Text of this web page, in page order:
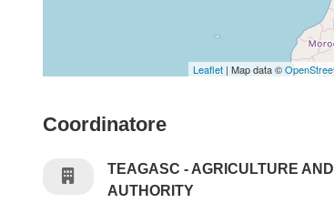
Leaflet | Map data ©
Coordinatore
TEAGASC - AGRICULTURE
AUTHORITY